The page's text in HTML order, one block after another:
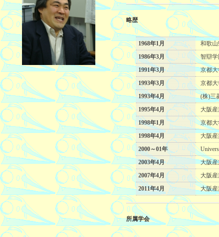
略歴
1968年1月
和歌
1986年3月
智辯
1991年3月
京都
1993年3月
京都
1993年4月
(株)三
1995年4月
大阪
1998年1月
京都
1998年4月
大阪
2000～01年
2003年4月
大阪
2007年4月
大阪
2011年4月
大阪
所属学会